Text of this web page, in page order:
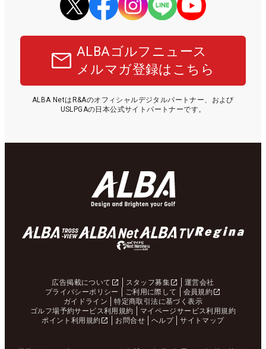
ALBAゴルフニュース
メルマガ登録はこちら
ALBA NetはR&Aのオフィシャルデジタルパートナー、および
USLPGAの日本公式サイトパートナーです。
広告掲載について スタッフ募集
運営会社
プライバシーポリシー
ご利用に際して
会員規約
ガイドライン
特定商取引法に基づく表示
ゴルフ場予約サービス利用規約
マイページサービス利用規約
ポイント利用規約
お問合せ ヘルプ サイトマップ